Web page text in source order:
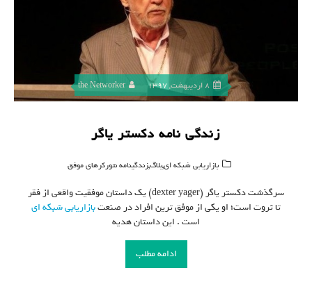
8 اردیبهشت, 1397 the Networker
زندگی نامه دکستر یاگر
بازاریابی شبکه ای,بلاگ,زندگینامه نتورکرهای موفق
سرگذشت دکستر یاگر (dexter yager) یک داستان موفقیت واقعی از فقر
تا ثروت است؛ او یکی از موفق ترین افراد در صنعتبازاریابی شبکه ای
است . این داستان هدیه
ادامه مطلب